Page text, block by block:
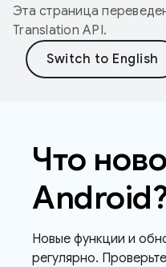
Эта страница
Translation API.
Что
Новые функции и
регулярно.